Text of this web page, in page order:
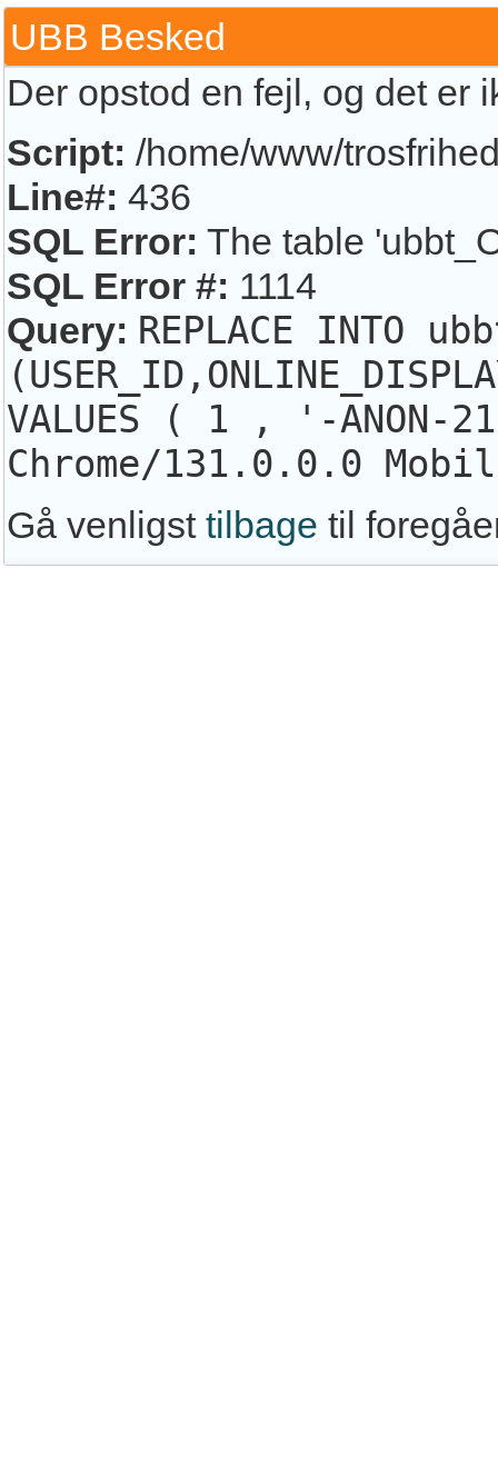
UBB Besked
Der opstod en fejl, og det
Script: /home/www/
Line#: 436
SQL Error: The table
SQL Error #: 1114
Query: REPLACE INTO
VALUES ( 1 , '-
Chrome/131.0.0.0
Gå venligst tilbage til